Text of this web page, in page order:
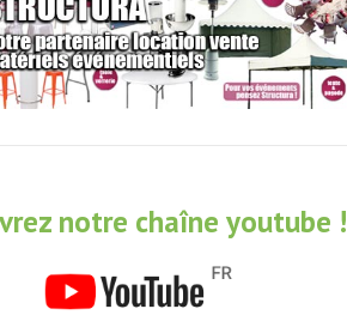
notre chaîne youtube !